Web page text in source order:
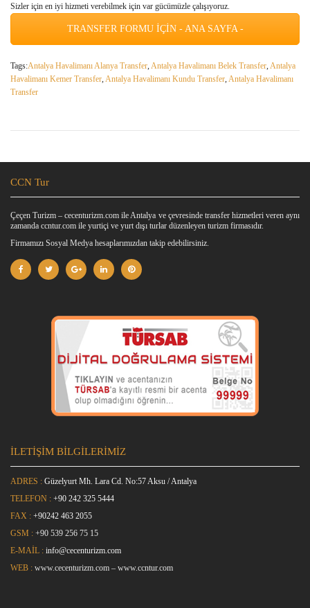
Sizler için en iyi hizmeti verebilmek için var gücümüzle çalışıyoruz.
TRANSFER FORMU İÇİN - ANA SAYFA -
Tags:Antalya Havalimanı Alanya Transfer,Antalya Havalimanı Belek Transfer,Antalya
Havalimanı Kemer Transfer,Antalya Havalimanı Kundu Transfer,Antalya Havalimanı
Transfer
CCN Tur
Çeçen Turizm – cecenturizm.com ile Antalya ve çevresinde transfer hizmetleri veren aynı
zamanda ccntur.com ile yurtiçi ve yurt dışı turlar düzenleyen turizm firmasıdır.
Firmamızı Sosyal Medya hesaplarımızdan takip edebilirsiniz.
İLETİŞİM BİLGİLERİMİZ
ADRES : Güzelyurt Mh. Lara Cd. No:57 Aksu / Antalya
TELEFON : +90 242 325 5444
FAX : +90242 463 2055
GSM : +90 539 256 75 15
E-MAİL : info@cecenturizm.com
WEB : www.cecenturizm.com – www.ccntur.com